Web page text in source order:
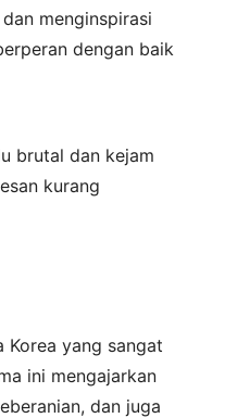
menginspirasi
dengan baik
brutal dan kejam
kurang
Korea yang sangat
ini mengajarkan
dan juga